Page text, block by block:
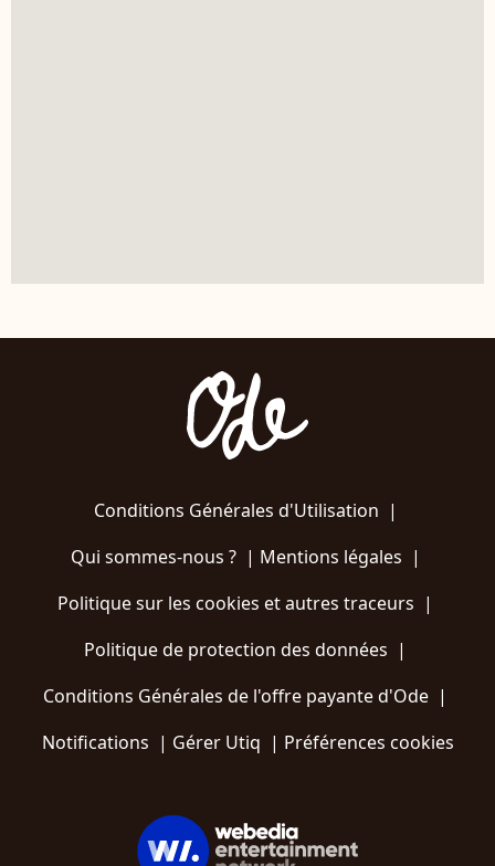
Conditions Générales d'Utilisation |
Qui sommes-nous ?| Mentions légales |
Politique sur les cookies et autres traceurs |
Politique de protection des données |
Conditions Générales de l'offre payante d'Ode |
Notifications | Gérer Utiq | Préférences cookies